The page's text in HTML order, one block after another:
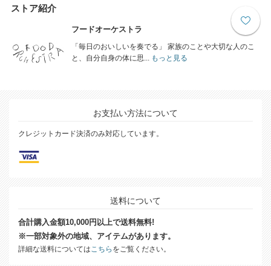
ストア紹介
フードオーケストラ
「毎日のおいしいを奏でる」 家族のことや大切な人のこ
と、自分自身の体に思...
もっと見る
お支払い方法について
クレジットカード決済のみ対応しています。
送料について
合計購入金額10,000円以上で送料無料!
※一部対象外の地域、アイテムがあります。
詳細な送料についてはこちら をご覧ください。